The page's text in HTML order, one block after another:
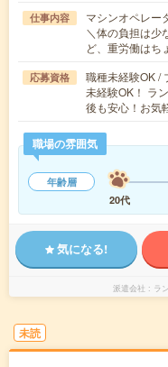
仕事内容
マシンオペレー
＼体の負担は少
ど、重労働は
応募資格
職種未経験OK /
未経験OK！ ラ
後も安心！お気
職場の雰囲気
年齢層
20代
気になる!
派遣会社 ラ
未読